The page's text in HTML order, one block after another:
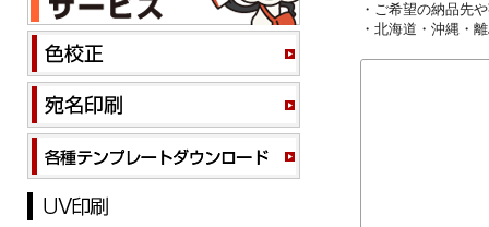
・ご希望の納品先
・北海道・沖縄・